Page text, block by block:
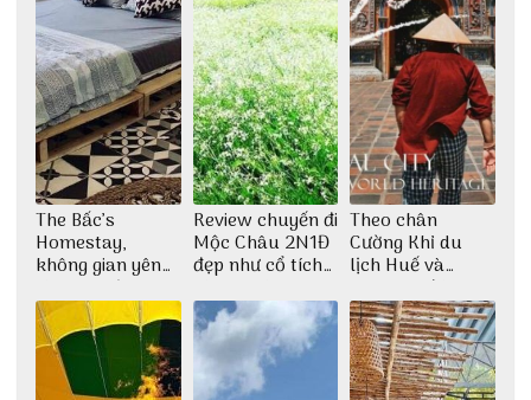
The Bấc’s
Homestay,
không gian yên
bình tại Hòn Sơn
Review chuyến đi
Mộc Châu 2N1Đ
đẹp như cổ tích
Thu Hà
Theo chân
Cường Khỉ du
lịch Huế và
check-in đúng
những góc chụp
đẹp